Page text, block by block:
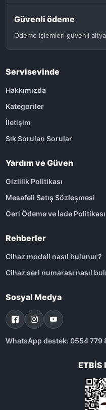
Güvenli ödeme
Ödeme işlemleri güvenli
Servisevinde
Hakkımızda
Kategoriler
İletişim
Sık Sorulan Sorular
Yardım ve Güven
Gizlilik Politikası
Mesafeli Satış Sözleşmesi
Geri Ödeme ve İade Politikası
Rehberler
Cihaz modeli nasıl bulunur?
Cihaz seri numarası nasıl
Sosyal Medya
WhatsApp destek: 0554 779
ETBİS